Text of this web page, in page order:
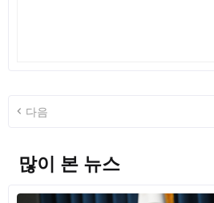
다음
많이 본 뉴스